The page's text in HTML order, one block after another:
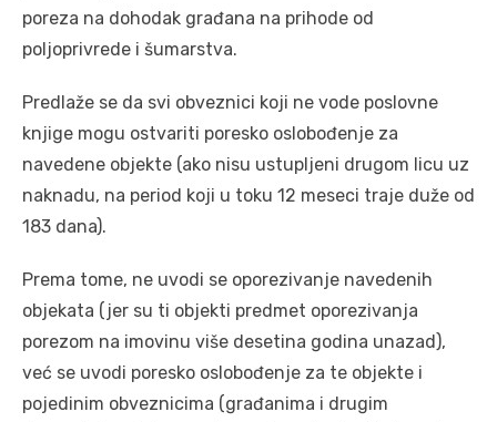
poreza na dohodak građana na prihode od
poljoprivrede i šumarstva.
Predlaže se da svi obveznici koji ne vode poslovne
knjige mogu ostvariti poresko oslobođenje za
navedene objekte (ako nisu ustupljeni drugom licu uz
naknadu, na period koji u toku 12 meseci traje duže od
183 dana).
Prema tome, ne uvodi se oporezivanje navedenih
objekata (jer su ti objekti predmet oporezivanja
porezom na imovinu više desetina godina unazad),
već se uvodi poresko oslobođenje za te objekte i
pojedinim obveznicima (građanima i drugim